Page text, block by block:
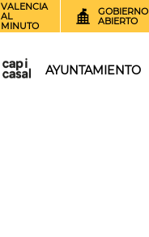
VALENCIA
AL
MINUTO
GOBIERNO
ABIERTO
AYUNTAMIENTO